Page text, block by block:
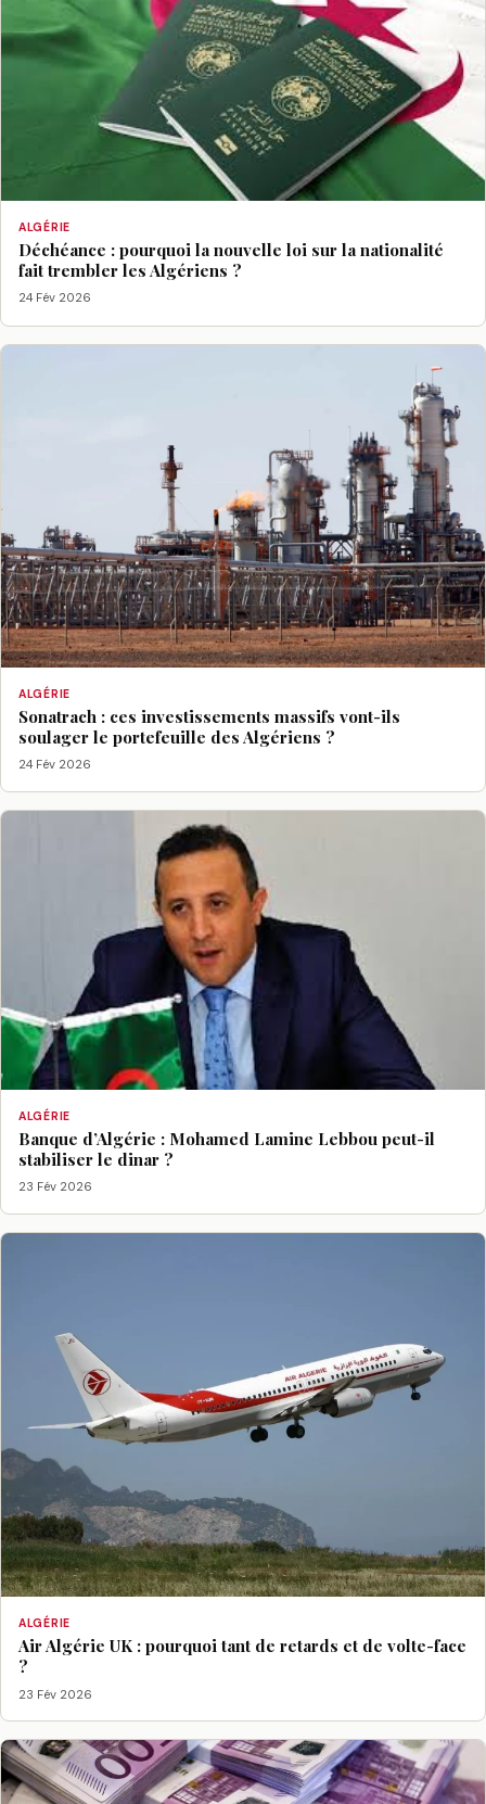
ALGÉRIE
Déchéance : pourquoi la nouvelle loi sur la nationalité
fait trembler les Algériens ?
24 Fév 2026
ALGÉRIE
Sonatrach : ces investissements massifs vont-ils
soulager le portefeuille des Algériens ?
24 Fév 2026
ALGÉRIE
Banque d’Algérie : Mohamed Lamine Lebbou peut-il
stabiliser le dinar ?
23 Fév 2026
ALGÉRIE
Air Algérie UK : pourquoi tant de retards et de volte-face
?
23 Fév 2026